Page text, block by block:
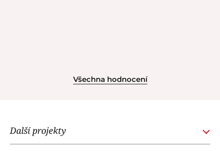
Všechna hodnocení
Další projekty